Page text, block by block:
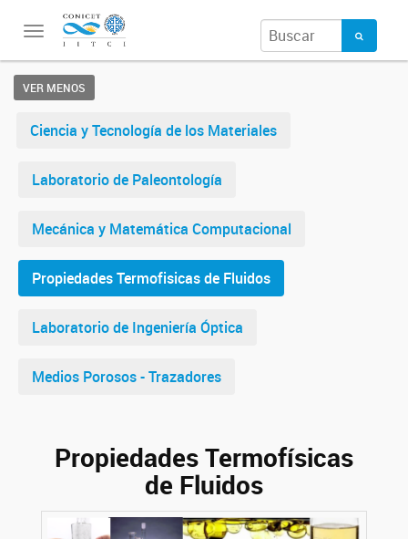
Toggle
VER MENOS
Ciencia y Tecnología de los Materiales
Laboratorio de Paleontología
Mecánica y Matemática Computacional
Propiedades Termofisicas de Fluidos
Laboratorio de Ingeniería Óptica
Medios Porosos - Trazadores
Propiedades Termofísicas
de Fluidos